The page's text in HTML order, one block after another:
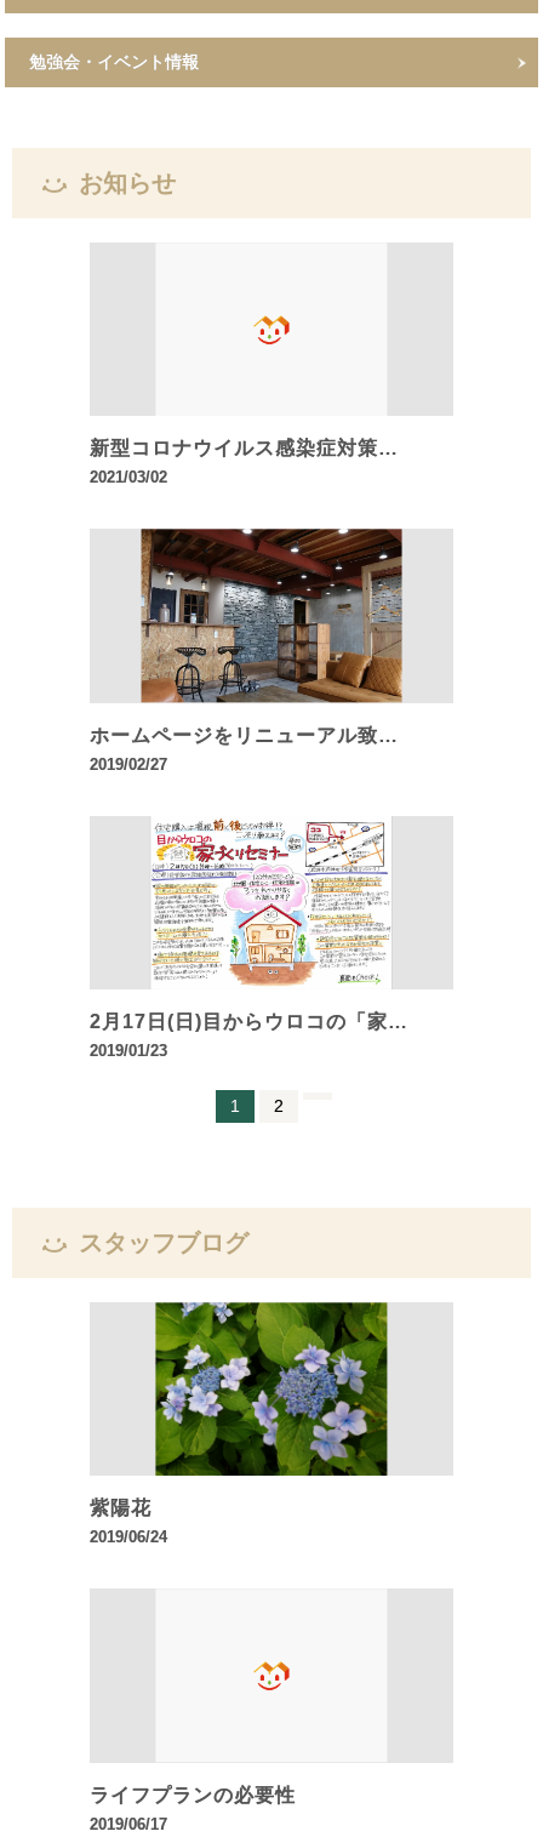
勉強会・イベント情報
お知らせ
新型コロナウイルス感染症対策…
2021/03/02
ホームページをリニューアル致…
2019/02/27
2月17日(日)目からウロコの「家…
2019/01/23
1 2
スタッフブログ
紫陽花
2019/06/24
ライフプランの必要性
2019/06/17